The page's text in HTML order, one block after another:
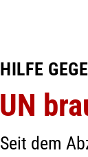
HILFE
UN
Seit dem